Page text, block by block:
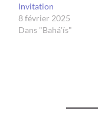
Invitation
8 février 2025
Dans "Baháʼís"